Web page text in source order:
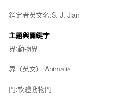
鑑定者英文名:S. J. Jian
主題與關鍵字
界:動物界
界（英文）:Animalia
門:軟體動物門